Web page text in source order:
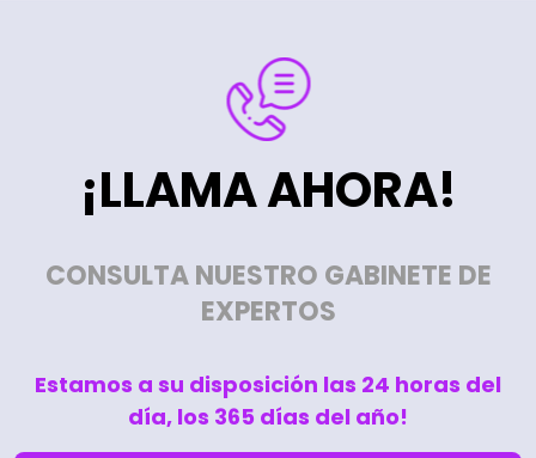
¡LLAMA AHORA!
CONSULTA NUESTRO GABINETE DE
EXPERTOS
Estamos a su disposición las 24 horas del
día, los 365 días del año!